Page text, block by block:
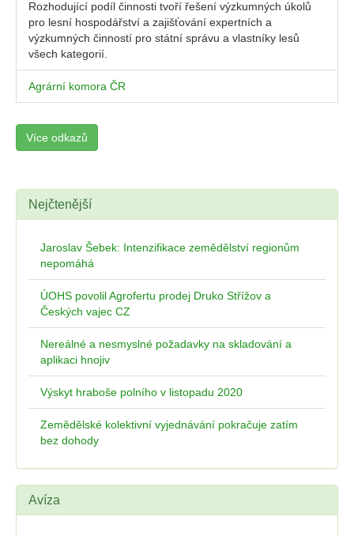
Rozhodující podíl činnosti tvoří řešení výzkumných úkolů
pro lesní hospodářství a zajišťování expertních a
výzkumných činností pro státní správu a vlastníky lesů
všech kategorií.
Agrární komora ČR
Více odkazů
Nejčtenější
Jaroslav Šebek: Intenzifikace zemědělství regionům
nepomáhá
ÚOHS povolil Agrofertu prodej Druko Střížov a
Českých vajec CZ
Nereálné a nesmyslné požadavky na skladování a
aplikaci hnojiv
Výskyt hraboše polního v listopadu 2020
Zemědělské kolektivní vyjednávání pokračuje zatím
bez dohody
Avíza